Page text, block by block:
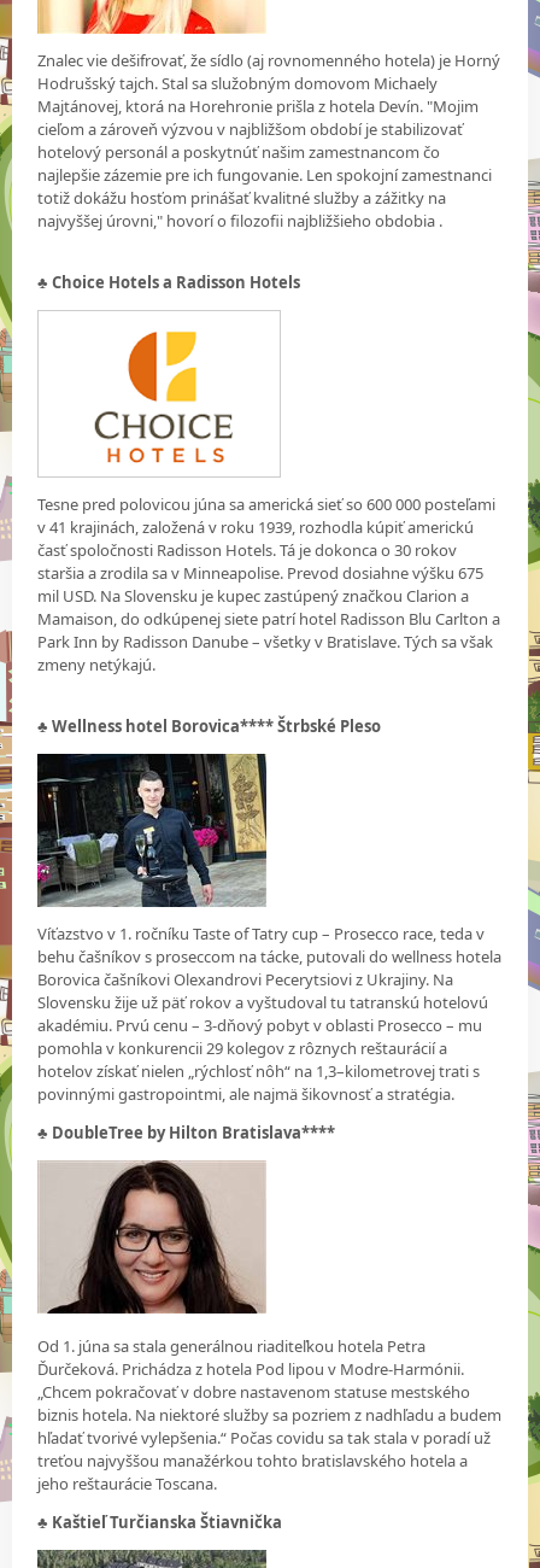
Znalec vie dešifrovať, že sídlo (aj rovnomenného hotela) je Horný
Hodrušský tajch. Stal sa služobným domovom Michaely
Majtánovej, ktorá na Horehronie prišla z hotela Devín. "Mojim
cieľom a zároveň výzvou v najbližšom období je stabilizovať
hotelový personál a poskytnúť našim zamestnancom čo
najlepšie zázemie pre ich fungovanie. Len spokojní zamestnanci
totiž dokážu hosťom prinášať kvalitné služby a zážitky na
najvyššej úrovni," hovorí o filozofii najbližšieho obdobia .
♣ Choice Hotels a Radisson Hotels
Tesne pred polovicou júna sa americká sieť so 600 000 posteľami
v 41 krajinách, založená v roku 1939, rozhodla kúpiť americkú
časť spoločnosti Radisson Hotels. Tá je dokonca o 30 rokov
staršia a zrodila sa v Minneapolise. Prevod dosiahne výšku 675
mil USD. Na Slovensku je kupec zastúpený značkou Clarion a
Mamaison, do odkúpenej siete patrí hotel Radisson Blu Carlton a
Park Inn by Radisson Danube – všetky v Bratislave. Tých sa však
zmeny netýkajú.
♣ Wellness hotel Borovica**** Štrbské Pleso
Víťazstvo v 1. ročníku Taste of Tatry cup – Prosecco race, teda v
behu čašníkov s proseccom na tácke, putovali do wellness hotela
Borovica čašníkovi Olexandrovi Pecerytsiovi z Ukrajiny. Na
Slovensku žije už päť rokov a vyštudoval tu tatranskú hotelovú
akadémiu. Prvú cenu – 3-dňový pobyt v oblasti Prosecco – mu
pomohla v konkurencii 29 kolegov z rôznych reštaurácií a
hotelov získať nielen „rýchlosť nôh“ na 1,3–kilometrovej trati s
povinnými gastropointmi, ale najmä šikovnosť a stratégia.
♣ DoubleTree by Hilton Bratislava****
Od 1. júna sa stala generálnou riaditeľkou hotela Petra
Ďurčeková. Prichádza z hotela Pod lipou v Modre-Harmónii.
„Chcem pokračovať v dobre nastavenom statuse mestského
biznis hotela. Na niektoré služby sa pozriem z nadhľadu a budem
hľadať tvorivé vylepšenia.“ Počas covidu sa tak stala v poradí už
treťou najvyššou manažérkou tohto bratislavského hotela a
jeho reštaurácie Toscana.
♣ Kaštieľ Turčianska Štiavnička